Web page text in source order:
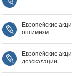
Европейские
оптимизм
Европейские
деэскалации